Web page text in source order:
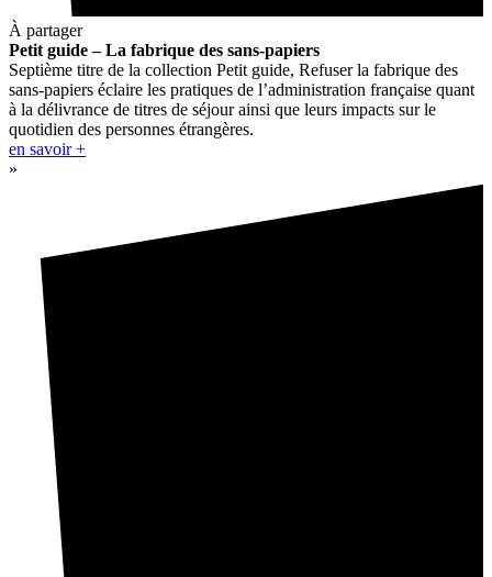
À partager
Petit guide – La fabrique des sans-papiers
Septième titre de la collection Petit guide, Refuser la fabrique des
sans-papiers éclaire les pratiques de l’administration française quant
à la délivrance de titres de séjour ainsi que leurs impacts sur le
quotidien des personnes étrangères.
en savoir +
»